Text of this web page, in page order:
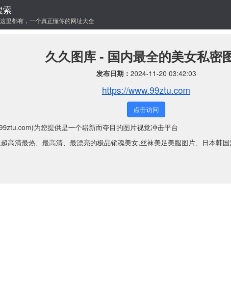
索
里都有，一个真正懂你的网址大全
久久图库 - 国内最全的美女私密
发布日期： 2024-11-20 03:42:03
https://www.99ztu.com
点击访问
为您提供是一个崭新而夺目的图片视觉冲击平台
高清最热、最高清、最漂亮的极品销魂美女,丝袜美足美腿图片、日本韩